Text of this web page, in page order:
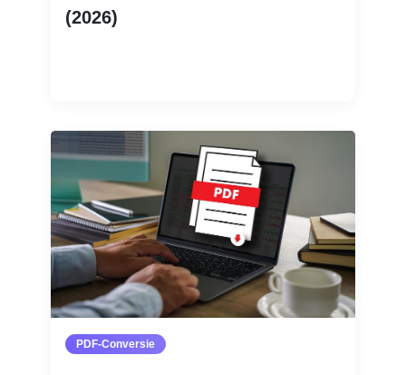
(2026)
PDF-Conversie